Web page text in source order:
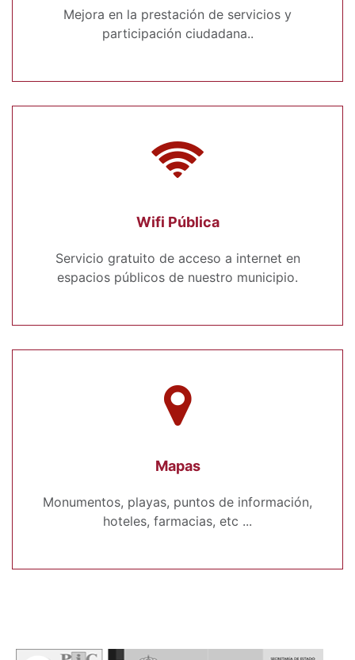
Mejora en la prestación de servicios y
participación ciudadana..
Wifi Pública
Servicio gratuito de acceso a internet en
espacios públicos de nuestro municipio.
Mapas
Monumentos, playas, puntos de información,
hoteles, farmacias, etc ...